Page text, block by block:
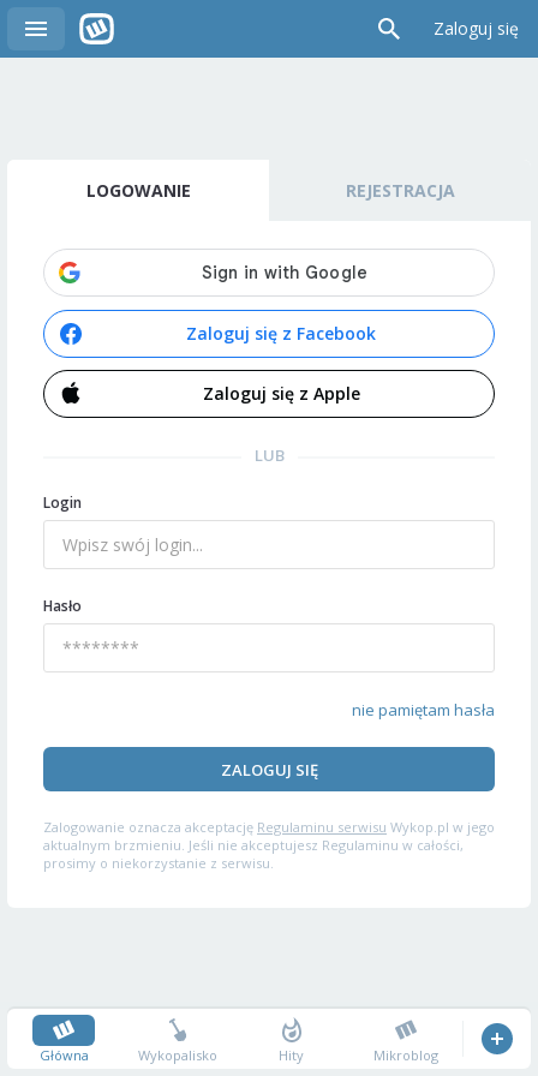
Zaloguj się
LOGOWANIE REJESTRACJA
Zaloguj się z Facebook
Zaloguj się z Apple
LUB
Login
Hasło
nie pamiętam hasła
ZALOGUJ SIĘ
Zalogowanie oznacza akceptację Regulaminu serwisu Wykop.pl w jego
aktualnym brzmieniu. Jeśli nie akceptujesz Regulaminu w całości,
prosimy o niekorzystanie z serwisu.
Główna Wykopalisko Hity Mikroblog